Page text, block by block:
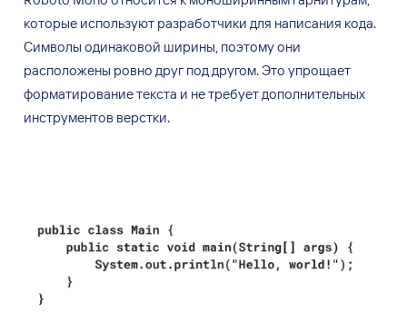
которые используют разработчики для написания кода.
Символы одинаковой ширины, поэтому они
расположены ровно друг под другом. Это упрощает
форматирование текста и не требует дополнительных
инструментов верстки.